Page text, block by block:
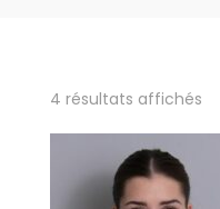
4 résultats affichésTrié